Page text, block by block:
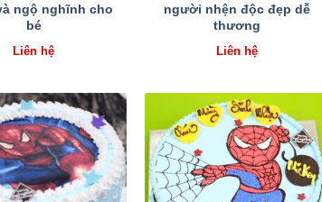
ngộ nghĩnh cho
bé
Liên hệ
người nhện độc đẹp dễ
thương
Liên hệ